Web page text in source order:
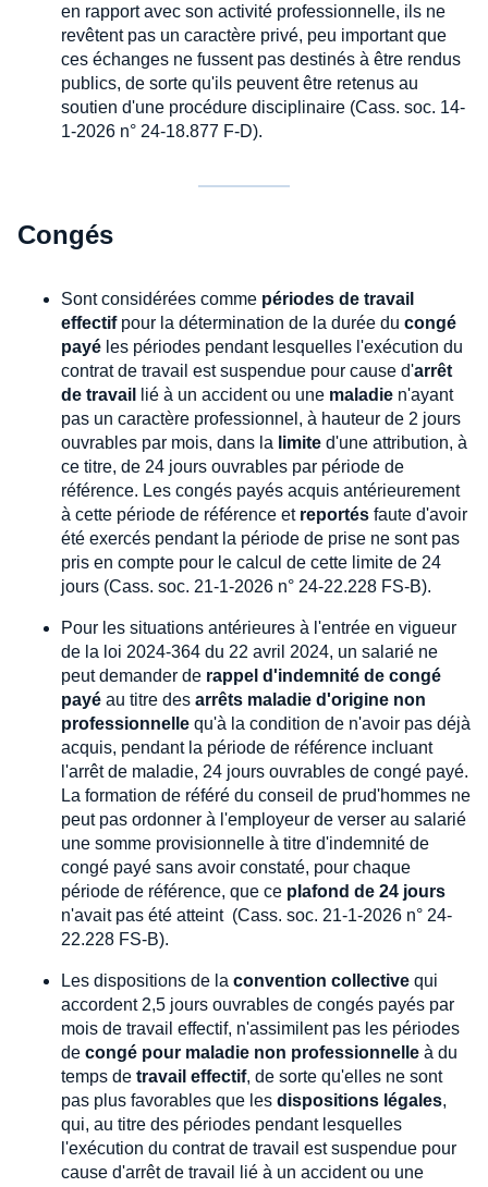
en rapport avec son activité professionnelle, ils ne
revêtent pas un caractère privé, peu important que
ces échanges ne fussent pas destinés à être rendus
publics, de sorte qu'ils peuvent être retenus au
soutien d'une procédure disciplinaire (Cass. soc. 14-
1-2026 n° 24-18.877 F-D).
Congés
Sont considérées comme périodes de travail
effectifpour la détermination de la durée du congé
payé les périodes pendant lesquelles l'exécution du
contrat de travail est suspendue pour cause d'arrêt
de travail
lié à un accident ou une maladie n'ayant
pas un caractère professionnel, à hauteur de 2 jours
ouvrables par mois, dans la limite d'une attribution, à
ce titre, de 24 jours ouvrables par période de
référence. Les congés payés acquis antérieurement
à cette période de référence et reportés faute d'avoir
été exercés pendant la période de prise ne sont pas
pris en compte pour le calcul de cette limite de 24
jours (Cass. soc. 21-1-2026 n° 24-22.228 FS-B).
Pour les situations antérieures à l'entrée en vigueur
de la loi 2024-364 du 22 avril 2024, un salarié ne
peut demander de rappel d'indemnité de congé
payé au titre des arrêts maladie d'origine non
professionnelle qu'à la condition de n'avoir pas déjà
acquis, pendant la période de référence incluant
l'arrêt de maladie, 24 jours ouvrables de congé payé.
La formation de référé du conseil de prud'hommes ne
peut pas ordonner à l'employeur de verser au salarié
une somme provisionnelle à titre d'indemnité de
congé payé sans avoir constaté, pour chaque
période de référence, que ce plafond de 24 jours
n'avait pas été atteint (Cass. soc. 21-1-2026 n° 24-
22.228 FS-B).
Les dispositions de la convention collective qui
accordent 2,5 jours ouvrables de congés payés par
mois de travail effectif, n'assimilent pas les périodes
de congé pour maladie non professionnelle à du
temps de travail effectif, de sorte qu'elles ne sont
pas plus favorables que les dispositions légales,
qui, au titre des périodes pendant lesquelles
l'exécution du contrat de travail est suspendue pour
cause d'arrêt de travail lié à un accident ou une